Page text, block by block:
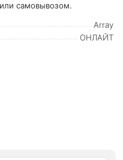
самовывозом.
Array
ОНЛАЙТ